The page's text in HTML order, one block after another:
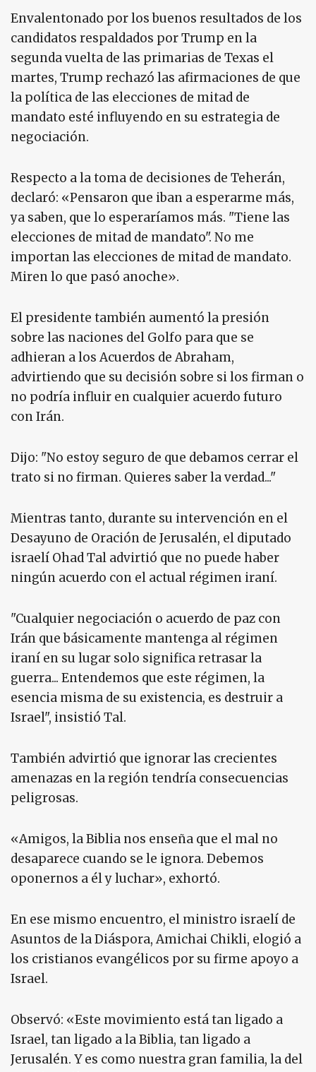
Envalentonado por los buenos resultados de los
candidatos respaldados por Trump en la
segunda vuelta de las primarias de Texas el
martes, Trump rechazó las afirmaciones de que
la política de las elecciones de mitad de
mandato esté influyendo en su estrategia de
negociación.
Respecto a la toma de decisiones de Teherán,
declaró: «Pensaron que iban a esperarme más,
ya saben, que lo esperaríamos más. "Tiene las
elecciones de mitad de mandato". No me
importan las elecciones de mitad de mandato.
Miren lo que pasó anoche».
El presidente también aumentó la presión
sobre las naciones del Golfo para que se
adhieran a los Acuerdos de Abraham,
advirtiendo que su decisión sobre si los firman o
no podría influir en cualquier acuerdo futuro
con Irán.
Dijo: "No estoy seguro de que debamos cerrar el
trato si no firman. Quieres saber la verdad..."
Mientras tanto, durante su intervención en el
Desayuno de Oración de Jerusalén, el diputado
israelí Ohad Tal advirtió que no puede haber
ningún acuerdo con el actual régimen iraní.
"Cualquier negociación o acuerdo de paz con
Irán que básicamente mantenga al régimen
iraní en su lugar solo significa retrasar la
guerra... Entendemos que este régimen, la
esencia misma de su existencia, es destruir a
Israel", insistió Tal.
También advirtió que ignorar las crecientes
amenazas en la región tendría consecuencias
peligrosas.
«Amigos, la Biblia nos enseña que el mal no
desaparece cuando se le ignora. Debemos
oponernos a él y luchar», exhortó.
En ese mismo encuentro, el ministro israelí de
Asuntos de la Diáspora, Amichai Chikli, elogió a
los cristianos evangélicos por su firme apoyo a
Israel.
Observó: «Este movimiento está tan ligado a
Israel, tan ligado a la Biblia, tan ligado a
Jerusalén. Y es como nuestra gran familia, la del